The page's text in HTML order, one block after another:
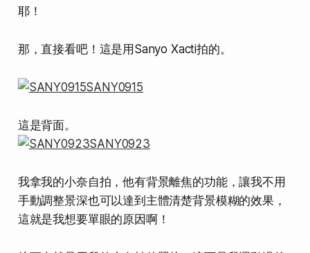
耶！
那，直接看吧！這是用Sanyo Xacti拍的。
這是背面。
我拿我的小奈自拍，他有背景離焦的功能，讓我不用
手動調整景深也可以達到主體清楚背景模糊的效果，
這就是我想要單眼的原因啊！